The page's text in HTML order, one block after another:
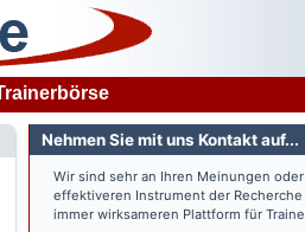
Nehmen Sie mit uns Kontakt auf...
Wir sind sehr an Ihren Meinungen
effektiveren Instrument der
immer wirksameren Plattform für